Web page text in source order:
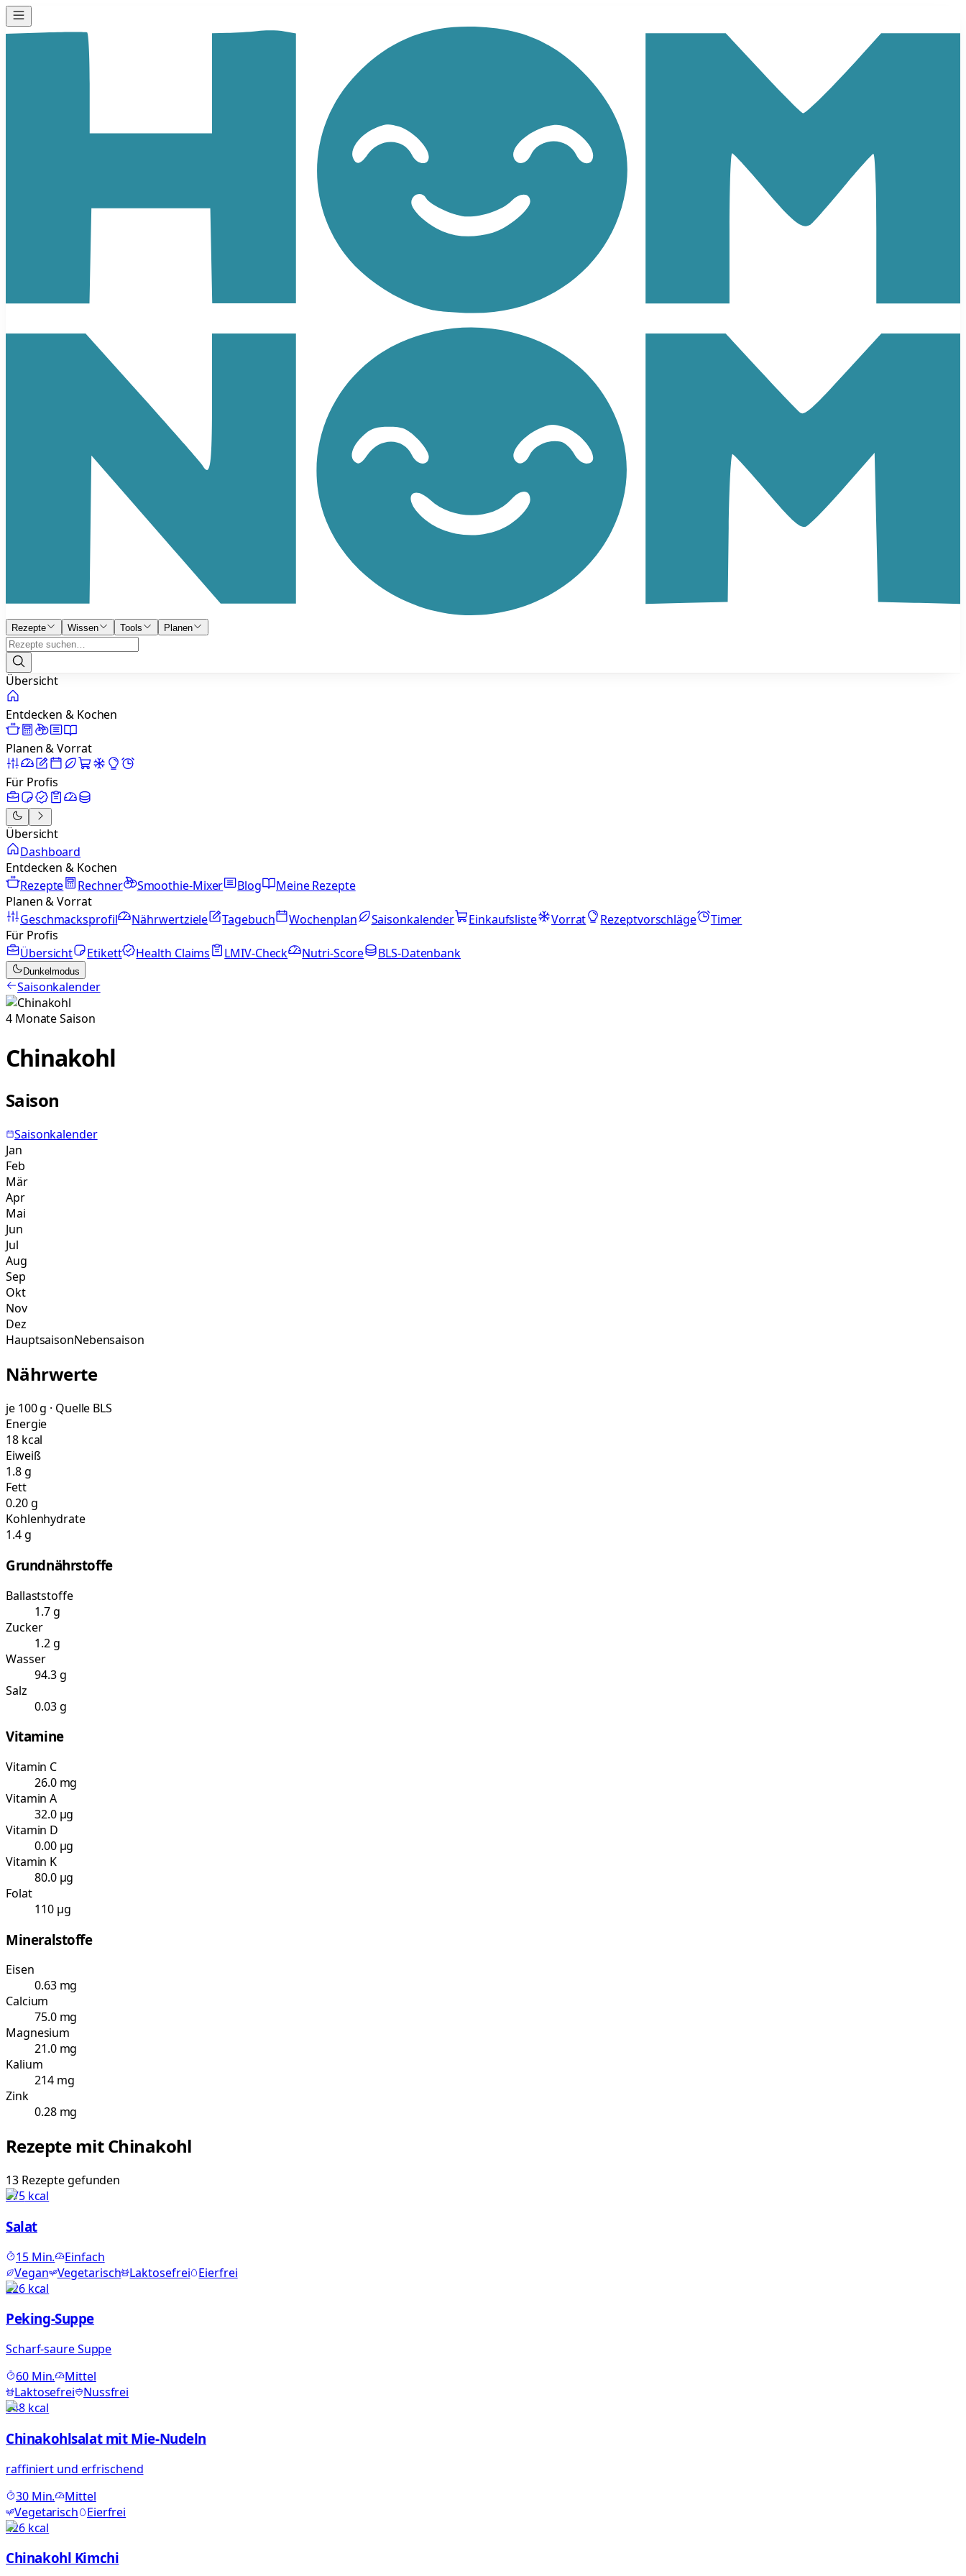
Rezepte Wissen Tools Planen
Übersicht
Entdecken & Kochen
Planen & Vorrat
Für Profis
Übersicht
Dashboard
Entdecken & Kochen
Rezepte
Rechner Smoothie-Mixer Blog
Meine Rezepte
Planen & Vorrat
Geschmacksprofil
Nährwertziele Tagebuch Wochenplan Saisonkalender Einkaufsliste Vorrat Rezeptvorschläge
Timer
Für Profis
Übersicht
Etikett Health Claims LMIV-Check Nutri-Score BLS-Datenbank
Dunkelmodus
Saisonkalender
4 MonateSaison
Chinakohl
Saison
Saisonkalender
Jan
Feb
Mär
Apr
Mai
Jun
Jul
Aug
Sep
Okt
Nov
Dez
HauptsaisonNebensaison
Nährwerte
je 100 g · Quelle BLS
Energie
18 kcal
Eiweiß
1.8 g
Fett
0.20 g
Kohlenhydrate
1.4 g
Grundnährstoffe
Ballaststoffe
1.7 g
Zucker
1.2 g
Wasser
94.3 g
Salz
0.03 g
Vitamine
Vitamin C
26.0 mg
Vitamin A
32.0 µg
Vitamin D
0.00 µg
Vitamin K
80.0 µg
Folat
110 µg
Mineralstoffe
Eisen
0.63 mg
Calcium
75.0 mg
Magnesium
21.0 mg
Kalium
214 mg
Zink
0.28 mg
Rezepte mitChinakohl
13 Rezeptegefunden
575kcal
Salat
15Min.
Einfach
Vegan Vegetarisch Laktosefrei Eierfrei
226kcal
Peking-Suppe
Scharf-saure Suppe
60Min.
Mittel
Laktosefrei
Nussfrei
648kcal
Chinakohlsalat mit Mie-Nudeln
raffiniert und erfrischend
30Min.
Mittel
Vegetarisch
Eierfrei
426kcal
Chinakohl Kimchi